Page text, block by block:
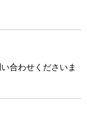
合わせくださいま